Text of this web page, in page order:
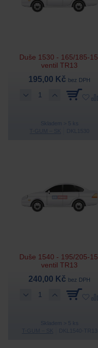
Duše 1530 - 165/185-15,
ventil TR13
195,00 Kč bez DPH
Skladem > 5 ks
Duše 1540 - 195/205-15,
ventil TR13
240,00 Kč bez DPH
Skladem > 5 ks